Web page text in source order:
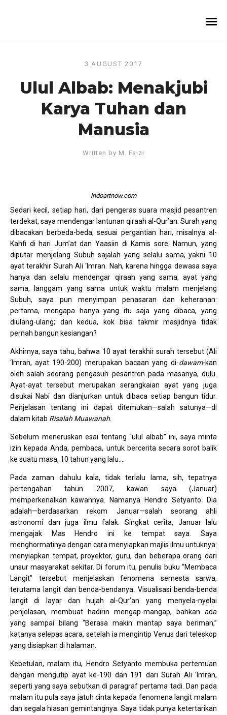
3 AUGUST 2017
Ulul Albab: Menakjubi
Karya Tuhan dan
Manusia
Written by M. Faizi
indoartnow.com
Sedari kecil, setiap hari, dari pengeras suara masjid pesantren
terdekat, saya mendengar lantunan qiraah al-Qur’an. Surah yang
dibacakan berbeda-beda, sesuai pergantian hari, misalnya al-
Kahfi di hari Jum’at dan Yaasiin di Kamis sore. Namun, yang
diputar menjelang Subuh sajalah yang selalu sama, yakni 10
ayat terakhir Surah Ali ‘Imran. Nah, karena hingga dewasa saya
hanya dan selalu mendengar qiraah yang sama, ayat yang
sama, langgam yang sama untuk waktu malam menjelang
Subuh, saya pun menyimpan penasaran dan keheranan:
pertama, mengapa hanya yang itu saja yang dibaca, yang
diulang-ulang; dan kedua, kok bisa takmir masjidnya tidak
pernah bangun kesiangan?
Akhirnya, saya tahu, bahwa 10 ayat terakhir surah tersebut (Ali
‘Imran, ayat 190-200) merupakan bacaan yang di-dawam-kan
oleh salah seorang pengasuh pesantren pada masanya, dulu.
Ayat-ayat tersebut merupakan serangkaian ayat yang juga
disukai Nabi dan dianjurkan untuk dibaca setiap bangun tidur.
Penjelasan tentang ini dapat ditemukan—salah satunya—di
dalam kitab Risalah Muawanah
Sebelum meneruskan esai tentang “ulul albab” ini, saya minta
izin kepada Anda, pembaca, untuk bercerita secara sorot balik
ke suatu masa, 10 tahun yang lalu….
Pada zaman dahulu kala, tidak terlalu lama, sih, tepatnya
pertengahan tahun 2007, kawan saya (Januar)
memperkenalkan kawannya. Namanya Hendro Setyanto. Dia
adalah—berdasarkan rekom Januar—salah seorang ahli
astronomi dan juga ilmu falak. Singkat cerita, Januar lalu
mengajak Mas Hendro ini ke tempat saya. Saya
menghormatinya dengan cara menyiapkan majlis ilmu untuknya:
menyiapkan tempat, proyektor, guru, dan beberapa orang dari
unsur masyarakat sekitar. Di forum itu, penulis buku “Membaca
Langit” tersebut menjelaskan fenomena semesta sarwa,
terutama langit dan benda-bendanya. Visualisasi benda-benda
langit di layar dan hujah al-Qur’an yang menyela-nyelai
penjelasan, membuat hadirin mengap-mangap, bahkan ada
yang sampai bilang “Berasa makin mantap saya beriman,”
katanya selepas acara, setelah ia mengintip Venus dari teleskop
yang disiapkan di halaman.
Kebetulan, malam itu, Hendro Setyanto membuka pertemuan
dengan mengutip ayat ke-190 dan 191 dari Surah Ali ‘Imran,
seperti yang saya sebutkan di paragraf pertama tadi. Dan pada
malam itu pula saya jatuh cinta kepada fenomena langit malam
dan segala hiasan gemintangnya. Saya tidak punya ketertarikan